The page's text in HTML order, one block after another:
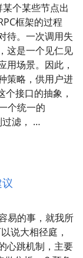
个某些节点出
框架的过程
待。一次调用失
这是一个见仁见
用场景。因此，
策略，供用户进
接口的抽象，
个统一的
过滤， …
易的事，就我所
说大相径庭，
心跳机制，主要